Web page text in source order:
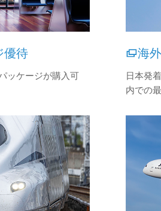
優待
ッケージが購入可
海
日本発
内での